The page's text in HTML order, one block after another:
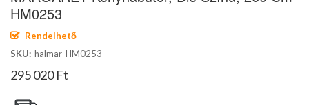
képgaléria
elejére
HM0253
Rendelhető
SKU halmar-HM0253
295 020 Ft